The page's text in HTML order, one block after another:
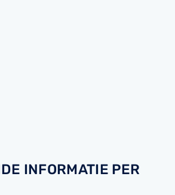
INFORMATIE PER